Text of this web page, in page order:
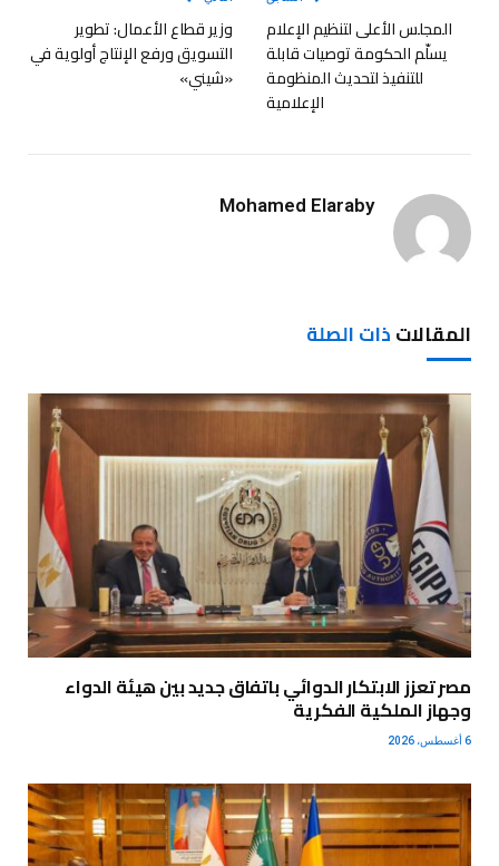
المجلس الأعلى لتنظيم الإعلام
يسلّم الحكومة توصيات قابلة
للتنفيذ لتحديث المنظومة
الإعلامية
وزير قطاع الأعمال: تطوير
التسويق ورفع الإنتاج أولوية في
«شيني»
Mohamed Elaraby
المقالاتذات الصلة
مصر تعزز الابتكار الدوائي باتفاق جديد بين هيئة الدواء
وجهاز الملكية الفكرية
6 أغسطس، 2026